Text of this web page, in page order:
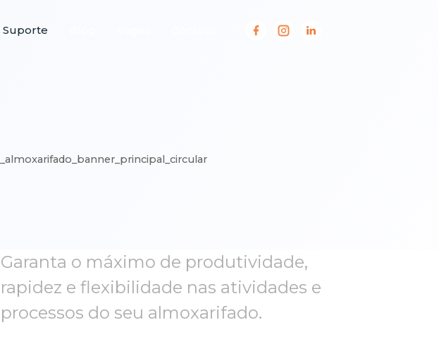
Suporte
Garanta o máximo de produtividade,
rapidez e flexibilidade nas atividades e
processos do seu almoxarifado.